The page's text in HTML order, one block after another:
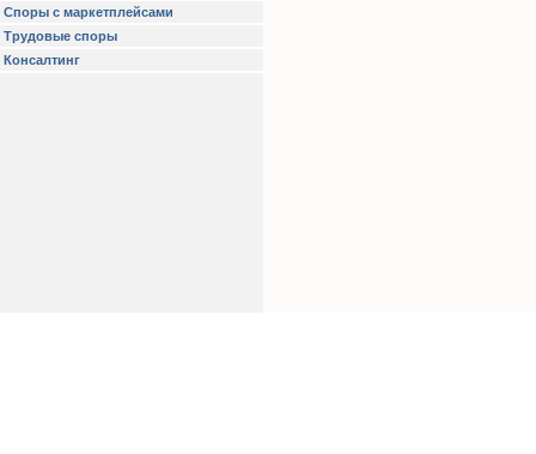
Споры с маркетплейсами
Трудовые споры
Консалтинг